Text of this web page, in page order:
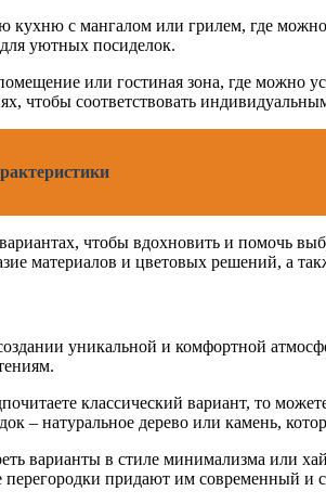
кухню с мангалом или грилем, где
уютных посиделок.
или гостиная зона, где
чтобы соответствовать
чтобы вдохновить и помочь
материалов и цветовых решений, а
уникальной и комфортной
классический вариант, то
– натуральное дерево или камень,
варианты в стиле минимализма или
перегородки придают им современный и